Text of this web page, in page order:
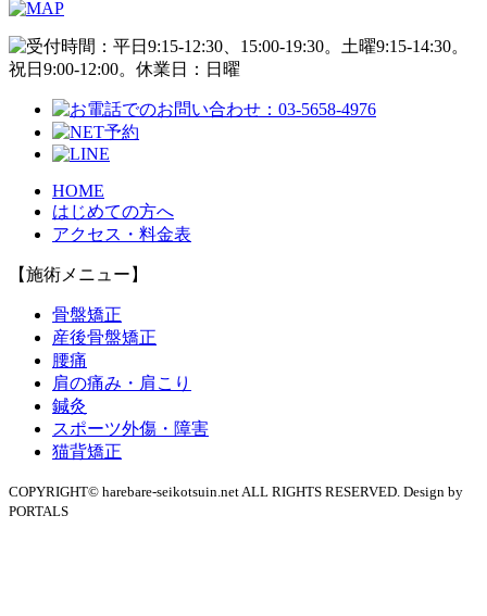
HOME
はじめての方へ
アクセス・料金表
【施術メニュー】
骨盤矯正
産後骨盤矯正
腰痛
肩の痛み・肩こり
鍼灸
スポーツ外傷・障害
猫背矯正
COPYRIGHT© harebare-seikotsuin.net ALL RIGHTS RESERVED. Design by
PORTALS